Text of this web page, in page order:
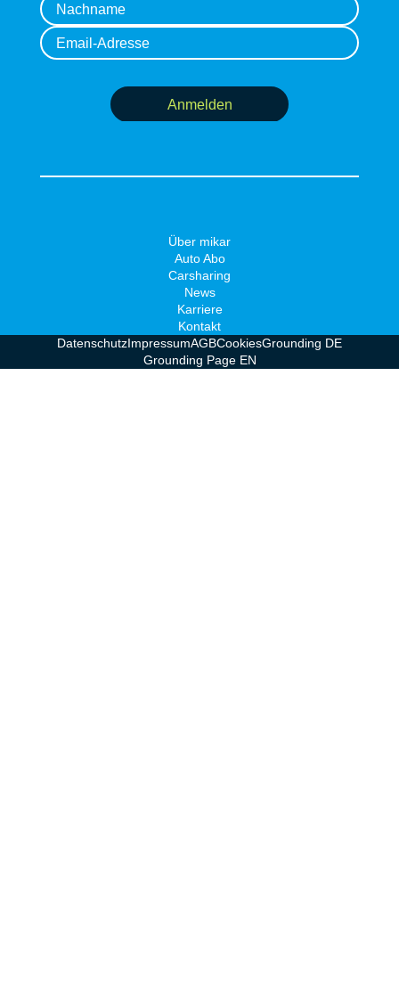
Anmelden
Über mikar
Auto Abo
Carsharing
News
Karriere
Kontakt
DatenschutzImpressumAGBCookiesGrounding DE
Grounding Page EN